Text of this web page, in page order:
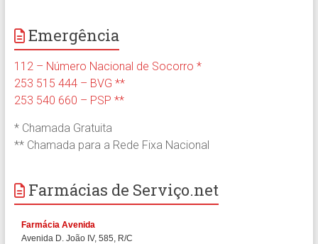
Emergência
112 – Número Nacional de Socorro *
253 515 444 – BVG **
253 540 660 – PSP **
* Chamada Gratuita
** Chamada para a Rede Fixa Nacional
Farmácias de Serviço.net